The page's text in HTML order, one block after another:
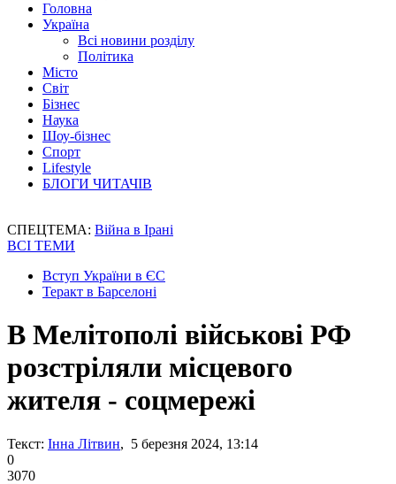
Головна
Україна
Всі новини розділу
Політика
Місто
Світ
Бізнес
Наука
Шоу-бізнес
Спорт
Lifestyle
БЛОГИ ЧИТАЧІВ
СПЕЦТЕМА: Війна в Ірані
ВСІ ТЕМИ
Вступ України в ЄС
Теракт в Барселоні
В Мелітополі військові РФ
розстріляли місцевого
жителя - соцмережі
Текст: Інна Літвин, 5 березня 2024, 13:14
0
3070